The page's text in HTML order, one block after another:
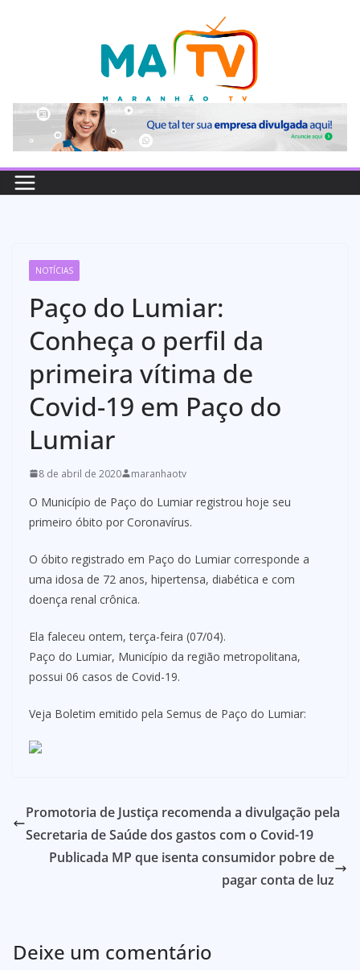
NOTÍCIAS
Paço do Lumiar:
Conheça o perfil da
primeira vítima de
Covid-19 em Paço do
Lumiar
8 de abril de 2020 maranhaotv
O Município de Paço do Lumiar registrou hoje seu
primeiro óbito por Coronavírus.
O óbito registrado em Paço do Lumiar corresponde a
uma idosa de 72 anos, hipertensa, diabética e com
doença renal crônica.
Ela faleceu ontem, terça-feira (07/04).
Paço do Lumiar, Município da região metropolitana,
possui 06 casos de Covid-19.
Veja Boletim emitido pela Semus de Paço do Lumiar:
Promotoria de Justiça recomenda a divulgação pela
Secretaria de Saúde dos gastos com o Covid-19
Publicada MP que isenta consumidor pobre de
pagar conta de luz
Deixe um comentário